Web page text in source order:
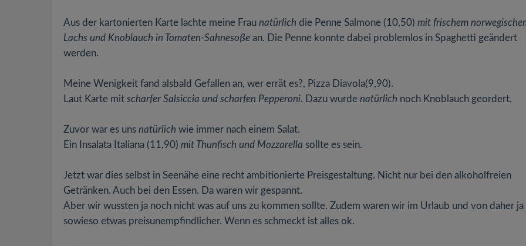
Aus der kartonierten Karte lachte meine Frau natürlich die Penne Salmone (10,50) mit frischem
Lachs und Knoblauch in Tomaten-Sahnesoße an. Die Penne konnte dabei problemlos in Spaghetti geändert
werden.
Meine Wenigkeit fand alsbald Gefallen an, wer errät es?, Pizza Diavola(9,90).
Laut Karte mit scharfer Salsiccia und scharfen Pepperoni. Dazu wurde natürlich noch Knoblauch geordert.
Zuvor war es uns natürlich wie immer nach einem Salat.
Ein Insalata Italiana (11,90) mit Thunfisch und Mozzarella sollte es sein.
Jetzt war dies selbst in Seenähe eine recht ambitionierte Preisgestaltung. Nicht nur bei den alkoholfreien
Getränken. Auch bei den Essen. Da waren wir gespannt.
Aber wir wussten ja noch nicht was auf uns zu kommen sollte. Zudem waren wir im Urlaub und von daher ja
sowieso etwas preisunempfindlicher. Wenn es schmeckt ist alles ok.